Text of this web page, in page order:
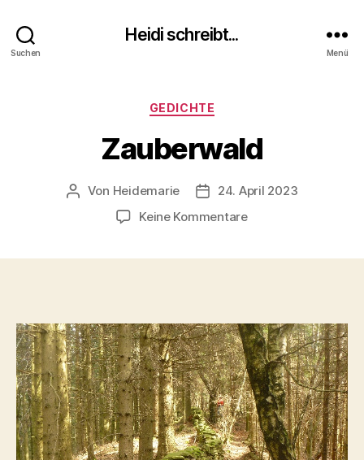
Suchen
Heidi schreibt...
Menü
Kategorien
GEDICHTE
Zauberwald
Beitragsautor
Von Heidemarie Veröffentlichungsdatum
24. April 2023
Keine Kommentarezu